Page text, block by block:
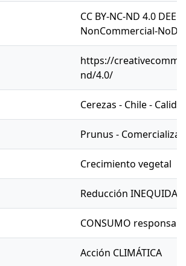
CC BY-NC-ND 4.0
NonCommercial-
https://
nd/4.0/
Cerezas - Chile -
Prunus -
Crecimiento vegetal
Reducción
CONSUMO
Acción CLIMÁTICA